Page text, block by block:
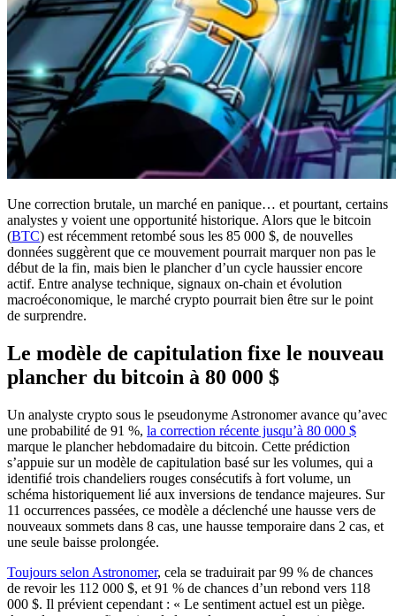
Une correction brutale, un marché en panique… et pourtant, certains
analystes y voient une opportunité historique. Alors que le bitcoin
(BTC) est récemment retombé sous les 85 000 $, de nouvelles
données suggèrent que ce mouvement pourrait marquer non pas le
début de la fin, mais bien le plancher d’un cycle haussier encore
actif. Entre analyse technique, signaux on-chain et évolution
macroéconomique, le marché crypto pourrait bien être sur le point
de surprendre.
Le modèle de capitulation fixe le nouveau
plancher du bitcoin à 80 000 $
Un analyste crypto sous le pseudonyme Astronomer avance qu’avec
une probabilité de 91 %, la correction récente jusqu’à 80 000 $
marque le plancher hebdomadaire du bitcoin. Cette prédiction
s’appuie sur un modèle de capitulation basé sur les volumes, qui a
identifié trois chandeliers rouges consécutifs à fort volume, un
schéma historiquement lié aux inversions de tendance majeures. Sur
11 occurrences passées, ce modèle a déclenché une hausse vers de
nouveaux sommets dans 8 cas, une hausse temporaire dans 2 cas, et
une seule baisse prolongée.
Toujours selon Astronomer, cela se traduirait par 99 % de chances
de revoir les 112 000 $, et 91 % de chances d’un rebond vers 118
000 $. Il prévient cependant : « Le sentiment actuel est un piège.